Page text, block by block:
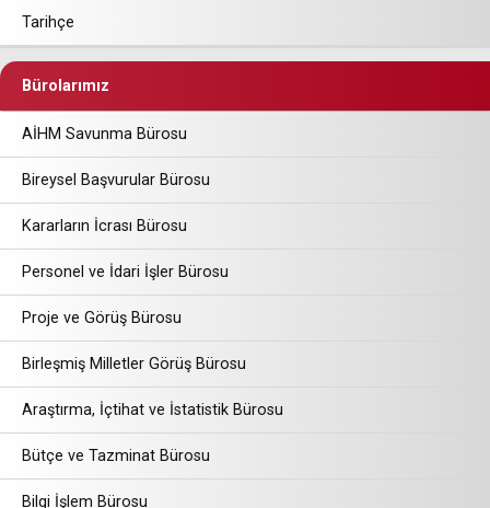
Tarihçe
Bürolarımız
AİHM Savunma Bürosu
Bireysel Başvurular Bürosu
Kararların İcrası Bürosu
Personel ve İdari İşler Bürosu
Proje ve Görüş Bürosu
Birleşmiş Milletler Görüş Bürosu
Araştırma, İçtihat ve İstatistik Bürosu
Bütçe ve Tazminat Bürosu
Bilgi İşlem Bürosu